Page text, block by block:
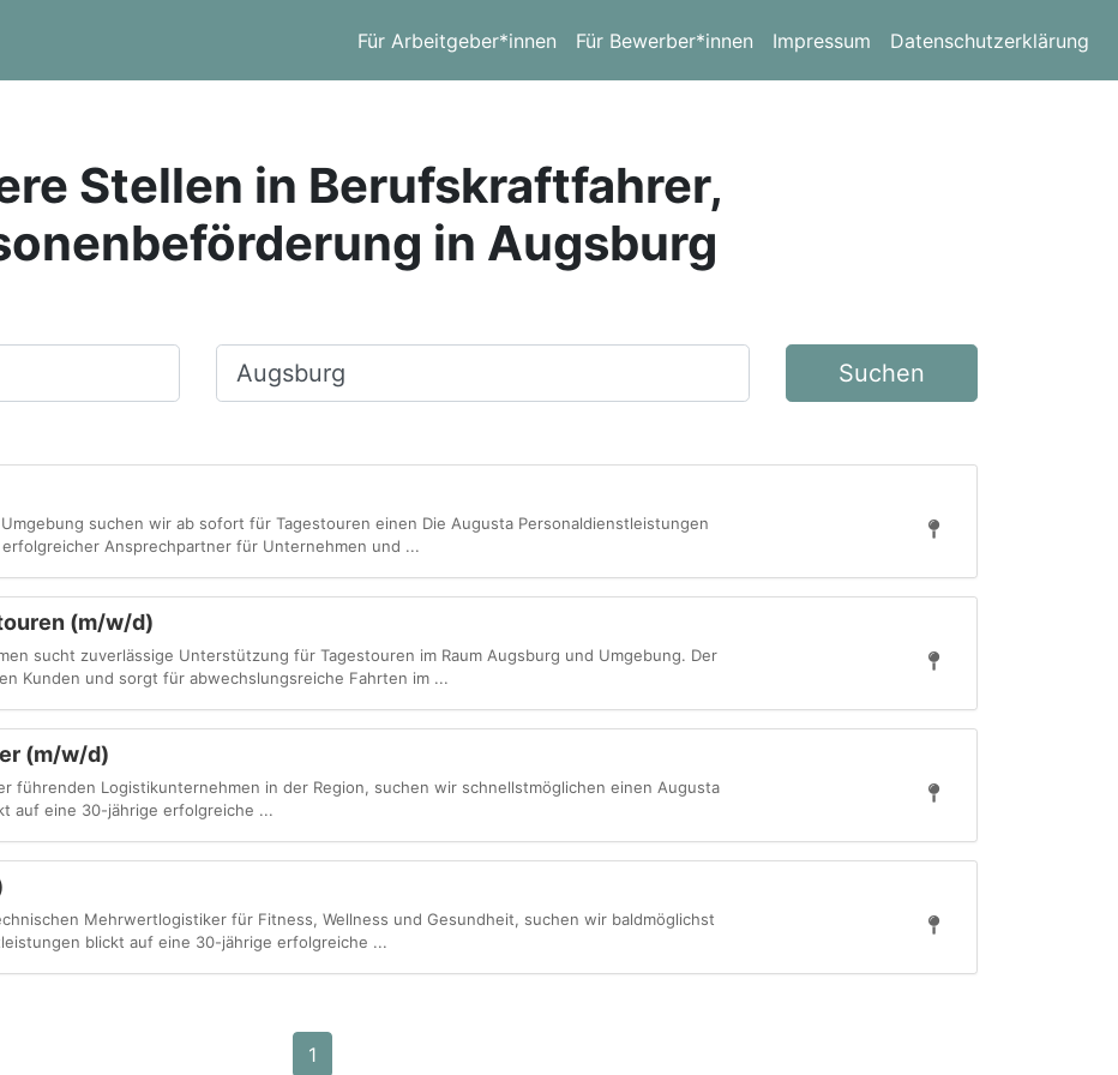
Für Arbeitgeber*innen Für Bewerber*innen Impressum Datenschutzerklärung
Stellen in Berufskraftfahrer,
in Augsburg
Ort, Stadt Suchen
suchen wir ab sofort für Tagestouren einen Die Augusta Personaldienstleistungen
Ansprechpartner für Unternehmen und ...
(m/w/d)
sucht zuverlässige Unterstützung für Tagestouren im Raum Augsburg und Umgebung. Der
Kunden und sorgt für abwechslungsreiche Fahrten im ...
(m/w/d)
führenden Logistikunternehmen in der Region, suchen wir schnellstmöglichen einen Augusta
auf eine 30-jährige erfolgreiche ...
Mehrwertlogistiker für Fitness, Wellness und Gesundheit, suchen wir baldmöglichst
blickt auf eine 30-jährige erfolgreiche ...
1